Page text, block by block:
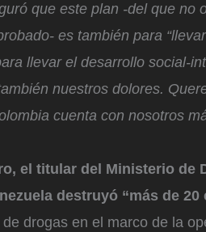
que este plan -del que no
es también para
llevar el desarrollo social-
nuestros dolores.
cuenta con nosotros
el titular del Ministerio de
destruyó “más de 20
drogas en el marco de la